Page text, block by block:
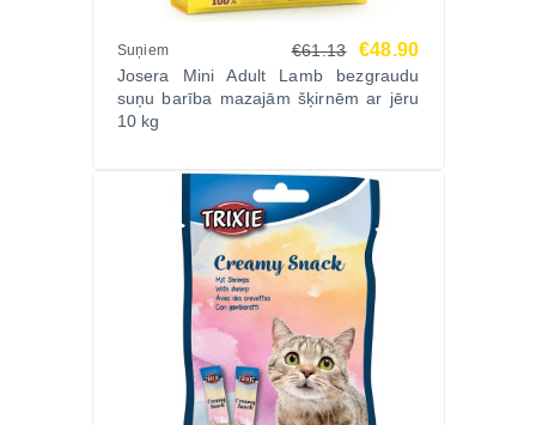
Suņiem €61.13 €48.90
Josera Mini Adult Lamb bezgraudu
suņu barība mazajām šķirnēm ar jēru
10 kg